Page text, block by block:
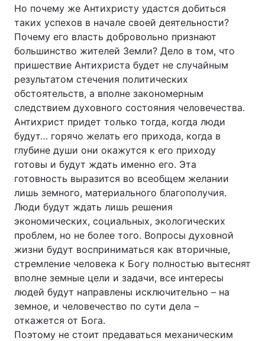
Но почему же Антихристу удастся добиться
таких успехов в начале своей деятельности?
Почему его власть добровольно признают
большинство жителей Земли? Дело в том, что
пришествие Антихриста будет не случайным
результатом стечения политических
обстоятельств, а вполне закономерным
следствием духовного состояния человечества.
Антихрист придет только тогда, когда люди
будут… горячо желать его прихода, когда в
глубине души они окажутся к его приходу
готовы и будут ждать именно его. Эта
готовность выразится во всеобщем желании
лишь земного, материального благополучия.
Люди будут ждать лишь решения
экономических, социальных, экологических
проблем, но не более того. Вопросы духовной
жизни будут восприниматься как вторичные,
стремление человека к Богу полностью вытеснят
вполне земные цели и задачи, все интересы
людей будут направлены исключительно – на
земное, и человечество по сути дела –
откажется от Бога.
Поэтому не стоит предаваться механическим